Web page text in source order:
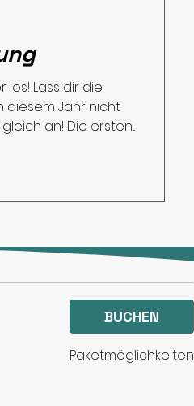
los! Lass dir die
diesem Jahr nicht
an! Die ersten...
BUCHEN
Paketmöglichkeiten